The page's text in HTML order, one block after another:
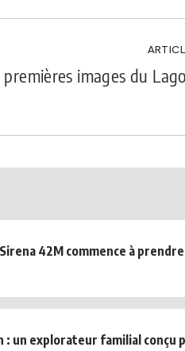
premières images du
42M commence à
: un explorateur familial conçu